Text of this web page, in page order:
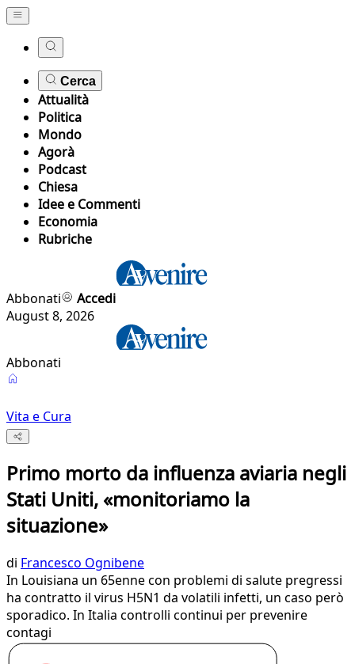
Cerca
Attualità
Politica
Mondo
Agorà
Podcast
Chiesa
Idee e Commenti
Economia
Rubriche
Abbonati
Accedi
August 8, 2026
Abbonati
Vita e Cura
Primo morto da influenza aviaria negli
Stati Uniti, «monitoriamo la
situazione»
di Francesco Ognibene
In Louisiana un 65enne con problemi di salute pregressi
ha contratto il virus H5N1 da volatili infetti, un caso però
sporadico. In Italia controlli continui per prevenire
contagi